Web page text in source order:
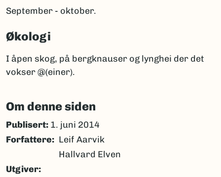
September - oktober.
Økologi
I åpen skog, på bergknauser og lynghei der det
vokser @(einer).
Om denne siden
Publisert: 1. juni 2014
Forfattere
Leif Aarvik
Hallvard Elven
Utgiver